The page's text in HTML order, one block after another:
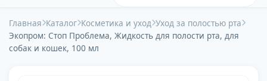
Главная Каталог Косметика и уход Уход за полостью рта
Экопром: Стоп Проблема, Жидкость для полости рта, для
собак и кошек, 100 мл